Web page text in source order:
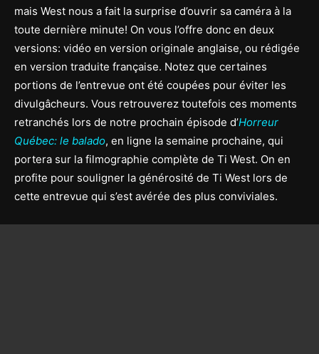
mais West nous a fait la surprise d’ouvrir sa caméra à la
toute dernière minute! On vous l’offre donc en deux
versions: vidéo en version originale anglaise, ou rédigée
en version traduite française. Notez que certaines
portions de l’entrevue ont été coupées pour éviter les
divulgâcheurs. Vous retrouverez toutefois ces moments
retranchés lors de notre prochain épisode d’Horreur
Québec: le balado, en ligne la semaine prochaine, qui
portera sur la filmographie complète de Ti West. On en
profite pour souligner la générosité de Ti West lors de
cette entrevue qui s’est avérée des plus conviviales.